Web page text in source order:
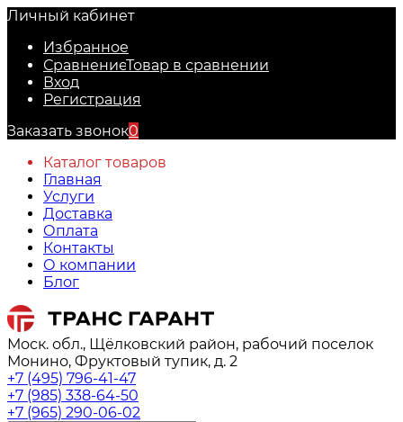
Личный кабинет
Избранное
СравнениеТовар в сравнении
Вход
Регистрация
Заказать звонок0
Каталог товаров
Главная
Услуги
Доставка
Оплата
Контакты
О компании
Блог
Моск. обл., Щёлковский район, рабочий поселок
Монино, Фруктовый тупик, д. 2
+7 (495) 796-41-47
+7 (985) 338-64-50
+7 (965) 290-06-02